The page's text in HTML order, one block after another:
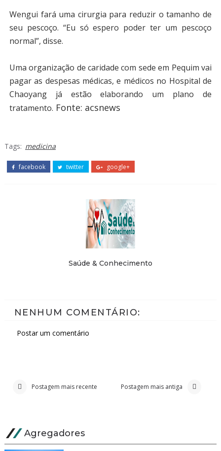
Wengui fará uma cirurgia para reduzir o tamanho de
seu pescoço. “Eu só espero poder ter um pescoço
normal”, disse.
Uma organização de caridade com sede em Pequim vai
pagar as despesas médicas, e médicos no Hospital de
Chaoyang já estão elaborando um plano de
tratamento. Fonte: acsnews
Tags: medicina
facebook twitter google+
Saúde & Conhecimento
NENHUM COMENTÁRIO:
Postar um comentário
Postagem mais recente Postagem mais antiga
Agregadores